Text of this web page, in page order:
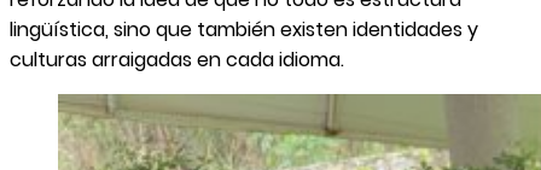
lingüística, sino que también existen identidades y
culturas arraigadas en cada idioma.